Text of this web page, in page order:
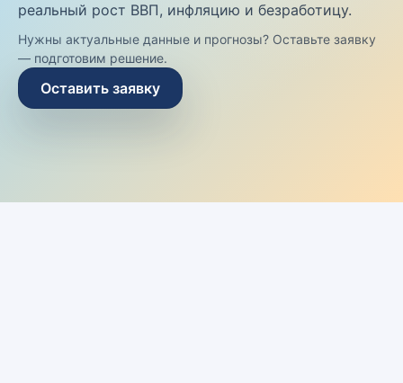
реальный рост ВВП, инфляцию и безработицу.
Нужны актуальные данные и прогнозы? Оставьте заявку
— подготовим решение.
Оставить заявку